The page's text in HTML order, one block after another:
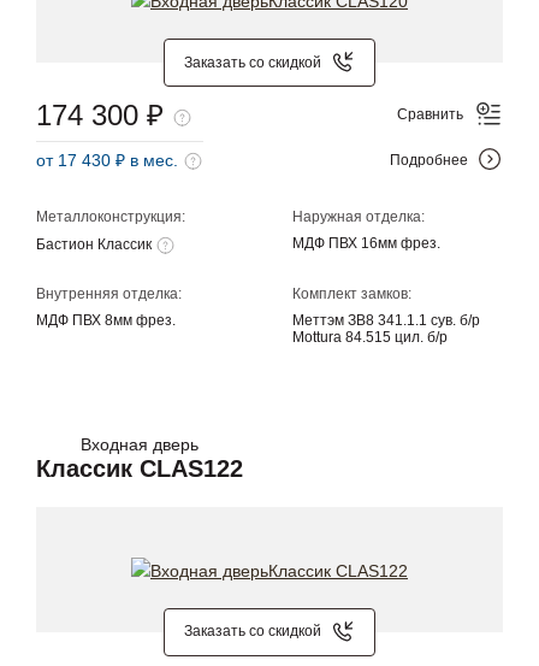
Заказать со скидкой
Металлоконструкция:
Бастион Классик
Наружная отделка:
МДФ ПВХ 16мм фрез.
Внутренняя отделка:
МДФ ПВХ 8мм фрез.
Комплект замков:
Меттэм ЗВ8 341.1.1 сув. б/р
Mottura 84.515 цил. б/р
174 300 ₽
от 17 430 ₽ в мес.
Сравнить
Подробнее
Входная дверь
Классик CLAS122
Заказать со скидкой